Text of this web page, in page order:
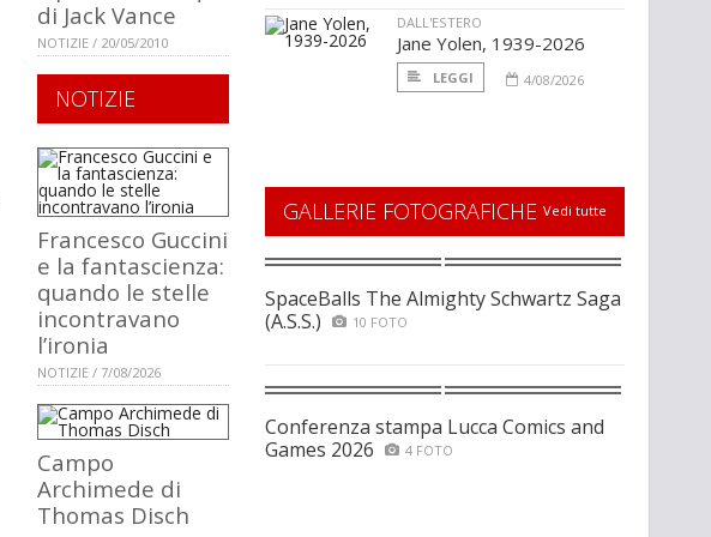
di Jack Vance
NOTIZIE / 20/05/2010
NOTIZIE
Francesco Guccini
e la fantascienza:
quando le stelle
incontravano
l’ironia
NOTIZIE / 7/08/2026
Campo
Archimede di
Thomas Disch
DALL'ESTERO
Jane Yolen, 1939-2026
LEGGI 4/08/2026
GALLERIE FOTOGRAFICHE Vedi tutte
SpaceBalls The Almighty Schwartz Saga
(A.S.S.)
10 FOTO
Conferenza stampa Lucca Comics and
Games 2026
4 FOTO